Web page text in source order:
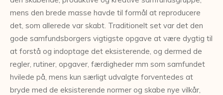
mens den brede masse havde til formål at reproducere
det, som allerede var skabt. Traditionelt set var det den
gode samfundsborgers vigtigste opgave at være dygtig til
at forstå og indoptage det eksisterende, og dermed de
regler, rutiner, opgaver, færdigheder mm som samfundet
hvilede på, mens kun særligt udvalgte forventedes at
bryde med de eksisterende normer og skabe nye vilkår,